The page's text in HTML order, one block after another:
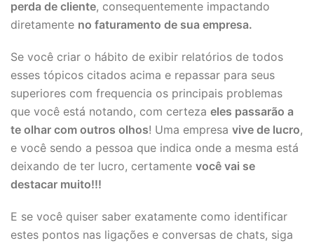
perda de cliente, consequentemente impactando
diretamente no faturamento de sua empresa.
Se você criar o hábito de exibir relatórios de todos
esses tópicos citados acima e repassar para seus
superiores com frequencia os principais problemas
que você está notando, com certeza eles passarão a
te olhar com outros olhos! Uma empresa vive de lucro,
e você sendo a pessoa que indica onde a mesma está
deixando de ter lucro, certamente você vai se
destacar muito!!!
E se você quiser saber exatamente como identificar
estes pontos nas ligações e conversas de chats, siga